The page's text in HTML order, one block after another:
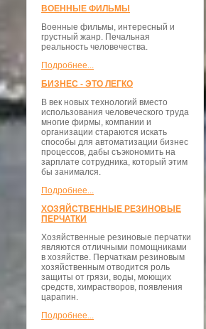
ВОЕННЫЕ ФИЛЬМЫ
Военные фильмы, интересный и
грустный жанр. Печальная
реальность человечества.
Подробнее...
БИЗНЕС - ЭТО ЛЕГКО
В век новых технологий вместо
использования человеческого труда
многие фирмы, компании и
организации стараются искать
способы для автоматизации бизнес
процессов, дабы съэкономить на
зарплате сотрудника, который этим
бы занимался.
Подробнее...
ХОЗЯЙСТВЕННЫЕ РЕЗИНОВЫЕ
ПЕРЧАТКИ
Хозяйственные резиновые перчатки
являются отличными помощниками
в хозяйстве. Перчаткам резиновым
хозяйственным отводится роль
защиты от грязи, воды, моющих
средств, химрастворов, появления
царапин.
Подробнее...